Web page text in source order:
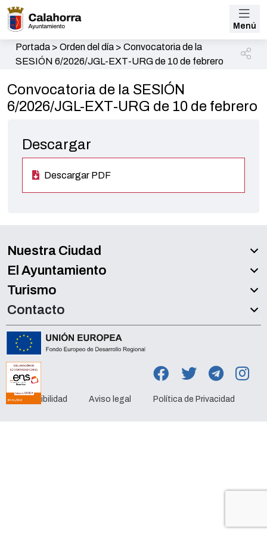
Menú
Portada> Orden del día> Convocatoria de la
SESIÓN 6/2026/JGL-EXT-URG de 10 de febrero
Convocatoria de la SESIÓN
6/2026/JGL-EXT-URG de 10 de febrero
Descargar
Descargar PDF
Nuestra Ciudad
El Ayuntamiento
Turismo
Contacto
Accesibilidad Aviso legal Política de Privacidad